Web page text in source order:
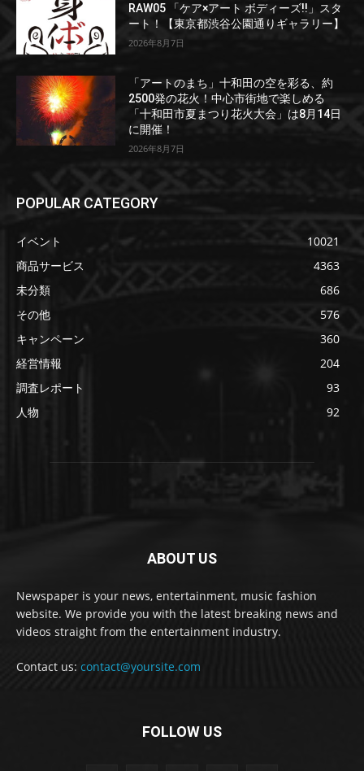
RAW05 「ケア×アート ボディーズ!!」スタ
ート！【東京都渋谷公園通りギャラリー】
2026年8月7日
「アートのまち」十和田の空を彩る、約
2500発の花火！中心市街地で楽しめる
「十和田市夏まつり花火大会」は8月14日
に開催！
2026年8月7日
POPULAR CATEGORY
イベント
10021
商品サービス
4363
未分類
686
その他
576
キャンペーン
360
経営情報
204
調査レポート
93
人物
92
ABOUT US
Newspaper is your news, entertainment, music fashion
website. We provide you with the latest breaking news and
videos straight from the entertainment industry.
Contact us: contact@yoursite.com
FOLLOW US